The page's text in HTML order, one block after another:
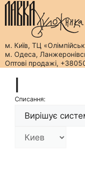
м. Київ, ТЦ
м. Одеса,
Оптові продажі,
вмістуСписання: